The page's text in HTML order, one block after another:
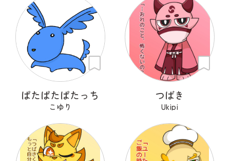
ぱたぱたぱたっち
こゆり
つばき
Ukipi